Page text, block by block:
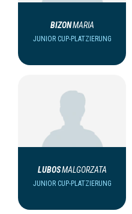
BIZONMARIA
JUNIOR CUP-PLATZIERUNG
LUBOSMALGORZATA
JUNIOR CUP-PLATZIERUNG